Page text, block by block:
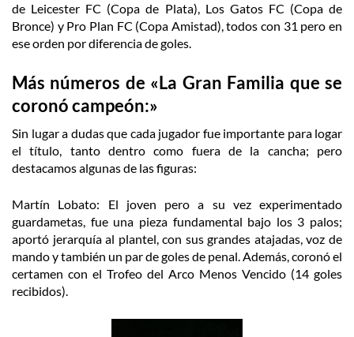
de Leicester FC (Copa de Plata), Los Gatos FC (Copa de
Bronce) y Pro Plan FC (Copa Amistad), todos con 31 pero en
ese orden por diferencia de goles.
Más números de «La Gran Familia que se
coronó campeón:»
Sin lugar a dudas que cada jugador fue importante para logar
el título, tanto dentro como fuera de la cancha; pero
destacamos algunas de las figuras:
Martín Lobato: El joven pero a su vez experimentado
guardametas, fue una pieza fundamental bajo los 3 palos;
aportó jerarquía al plantel, con sus grandes atajadas, voz de
mando y también un par de goles de penal. Además, coronó el
certamen con el Trofeo del Arco Menos Vencido (14 goles
recibidos).